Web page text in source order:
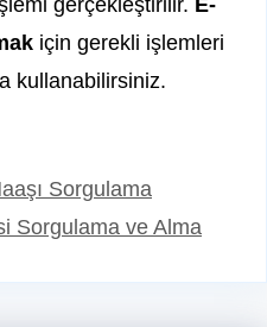
gerçekleştirilir. E-
için gerekli işlemleri
kullanabilirsiniz.
Sorgulama
Sorgulama ve Alma